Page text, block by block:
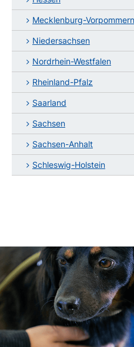
Mecklenburg-Vorpommern
Niedersachsen
Nordrhein-Westfalen
Rheinland-Pfalz
Saarland
Sachsen
Sachsen-Anhalt
Schleswig-Holstein